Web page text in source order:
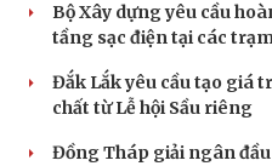
Bộ Xây dựng yêu cầu
tầng sạc điện tại các
Đắk Lắk yêu cầu tạo giá
chất từ Lễ hội Sầu riêng
Đồng Tháp giải ngân